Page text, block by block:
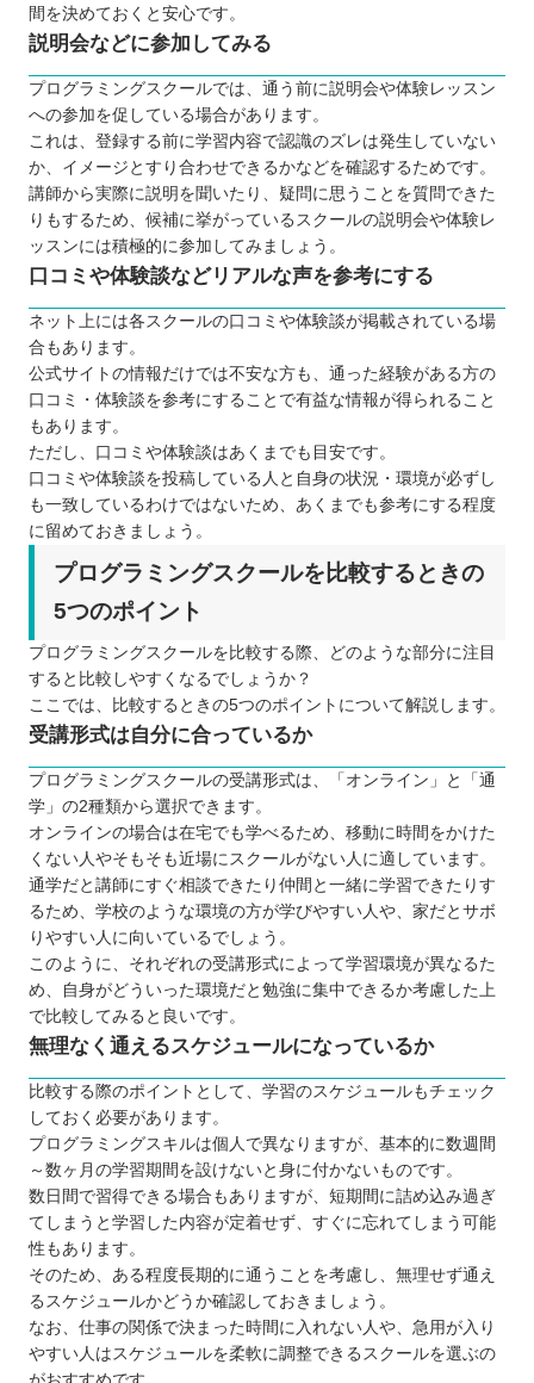
パソコンスクールすきこそじょうず
【長野】子ども向けのおすすめプログラミングス
クール3選
ワンダーコード シュティル軽井沢校
プロクラ
SUTEMON（ステモン）
自分にあったスクールを選ぼう
間を決めておくと安心です。
説明会などに参加してみる
プログラミングスクールでは、通う前に説明会や体験レッスン
への参加を促している場合があります。
これは、登録する前に学習内容で認識のズレは発生していない
か、イメージとすり合わせできるかなどを確認するためです。
講師から実際に説明を聞いたり、疑問に思うことを質問できた
りもするため、候補に挙がっているスクールの説明会や体験レ
ッスンには積極的に参加してみましょう。
口コミや体験談などリアルな声を参考にする
ネット上には各スクールの口コミや体験談が掲載されている場
合もあります。
公式サイトの情報だけでは不安な方も、通った経験がある方の
口コミ・体験談を参考にすることで有益な情報が得られること
もあります。
ただし、口コミや体験談はあくまでも目安です。
口コミや体験談を投稿している人と自身の状況・環境が必ずし
も一致しているわけではないため、あくまでも参考にする程度
に留めておきましょう。
プログラミングスクールを比較するときの
5つのポイント
プログラミングスクールを比較する際、どのような部分に注目
すると比較しやすくなるでしょうか？
ここでは、比較するときの5つのポイントについて解説します。
受講形式は自分に合っているか
プログラミングスクールの受講形式は、「オンライン」と「通
学」の2種類から選択できます。
オンラインの場合は在宅でも学べるため、移動に時間をかけた
くない人やそもそも近場にスクールがない人に適しています。
通学だと講師にすぐ相談できたり仲間と一緒に学習できたりす
るため、学校のような環境の方が学びやすい人や、家だとサボ
りやすい人に向いているでしょう。
このように、それぞれの受講形式によって学習環境が異なるた
め、自身がどういった環境だと勉強に集中できるか考慮した上
で比較してみると良いです。
無理なく通えるスケジュールになっているか
比較する際のポイントとして、学習のスケジュールもチェック
しておく必要があります。
プログラミングスキルは個人で異なりますが、基本的に数週間
～数ヶ月の学習期間を設けないと身に付かないものです。
数日間で習得できる場合もありますが、短期間に詰め込み過ぎ
てしまうと学習した内容が定着せず、すぐに忘れてしまう可能
性もあります。
そのため、ある程度長期的に通うことを考慮し、無理せず通え
るスケジュールかどうか確認しておきましょう。
なお、仕事の関係で決まった時間に入れない人や、急用が入り
やすい人はスケジュールを柔軟に調整できるスクールを選ぶの